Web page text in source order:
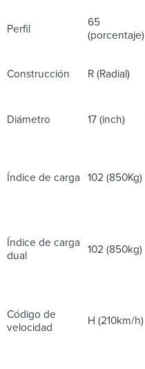
Perfil
65
(porcentaje)
Construcción R (Radial)
Diámetro 17 (inch)
Índice de carga 102 (850Kg)
Índice de carga
dual
102 (850kg)
Código de
velocidad
H (210km/h)